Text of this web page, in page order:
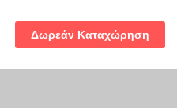
Δωρεάν Καταχώρηση